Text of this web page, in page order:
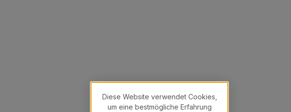
Diese Website verwendet Cookies,
um eine bestmögliche Erfahrung